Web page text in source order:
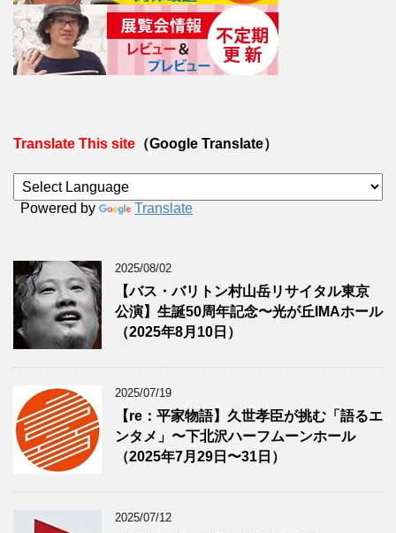
Translate This site （Google Translate）
Powered by Translate
2025/08/02
【バス・バリトン村山岳リサイタル東京
公演】生誕50周年記念〜光が丘IMAホール
（2025年8月10日）
2025/07/19
【re：平家物語】久世孝臣が挑む「語るエ
ンタメ」〜下北沢ハーフムーンホール
（2025年7月29日〜31日）
2025/07/12